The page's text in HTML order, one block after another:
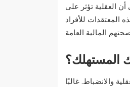
العقلية تؤثر على
المعتقدات للأفراد
المستهلك؟
والانضباط. غالبًا